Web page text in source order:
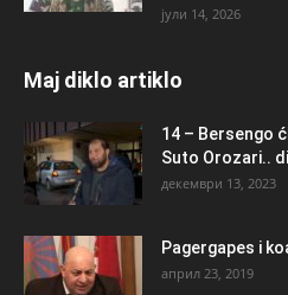
јули 14, 2026
Maj diklo artiklo
14 – Bersengo
Suto Orozari..
декември 13, 2023
Pagergapes i
април 23, 2019